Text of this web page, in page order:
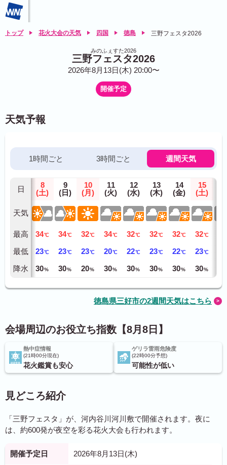
トップ 花火大会の天気 四国 徳島 三野フェスタ2026
みのふぇすた2026
三野フェスタ2026
2026年8月13日(木) 20:00〜
開催予定
天気予報
1時間ごと 3時間ごと 週間天気
日
天気
最高
最低
降水
8
(土)
34℃
23℃
30%
9
(日)
34℃
23℃
30%
10
(月)
32℃
23℃
20%
11
(火)
34℃
20℃
30%
12
(水)
32℃
22℃
30%
13
(木)
32℃
23℃
30%
14
(金)
32℃
22℃
30%
15
(土)
32℃
23℃
30%
徳島県三好市の2週間天気はこちら
会場周辺のお役立ち指数【8月8日】
熱中症情報
21時00分現在
花火鑑賞も安心
ゲリラ雷雨危険度
22時00分予想
可能性が低い
見どころ紹介
「三野フェスタ」が、河内谷川河川敷で開催されます。夜に
は、約600発が夜空を彩る花火大会も行われます。
開催予定日 2026年8月13日(木)